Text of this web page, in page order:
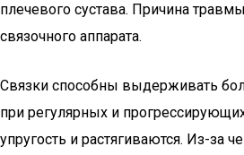
плечевого сустава. Причина
связочного аппарата.
Связки способны выдерживать
при регулярных и
упругость и растягиваются. Из-за